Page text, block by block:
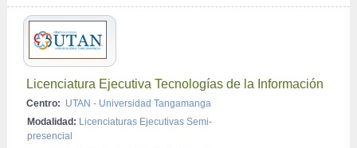
Licenciatura Ejecutiva Tecnologías de la Información
Centro: UTAN - Universidad Tangamanga
Modalidad: Licenciaturas Ejecutivas Semi-
presencial